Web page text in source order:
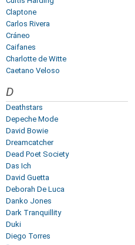
Claptone
Carlos Rivera
Cráneo
Caifanes
Charlotte de Witte
Caetano Veloso
D
Deathstars
Depeche Mode
David Bowie
Dreamcatcher
Dead Poet Society
Das Ich
David Guetta
Deborah De Luca
Danko Jones
Dark Tranquillity
Duki
Diego Torres